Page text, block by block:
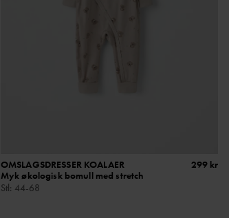
OMSLAGSDRESSER KOALAER
Myk økologisk bomull med stretch
Stl: 44-68
299 kr